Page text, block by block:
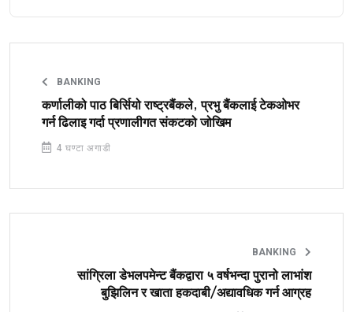
BANKING
कर्णालीको पाठ बिर्सियो राष्ट्रबैंकले, प्रभु बैंकलाई टेकओभर
गर्न ढिलाइ गर्दा प्रणालीगत संकटको जोखिम
4 घण्टा अगाडी
BANKING
सांग्रिला डेभलपमेन्ट बैंकद्वारा ५ वर्षभन्दा पुरानो लाभांश
बुझिलिन र खाता हकदाबी/अद्यावधिक गर्न आग्रह